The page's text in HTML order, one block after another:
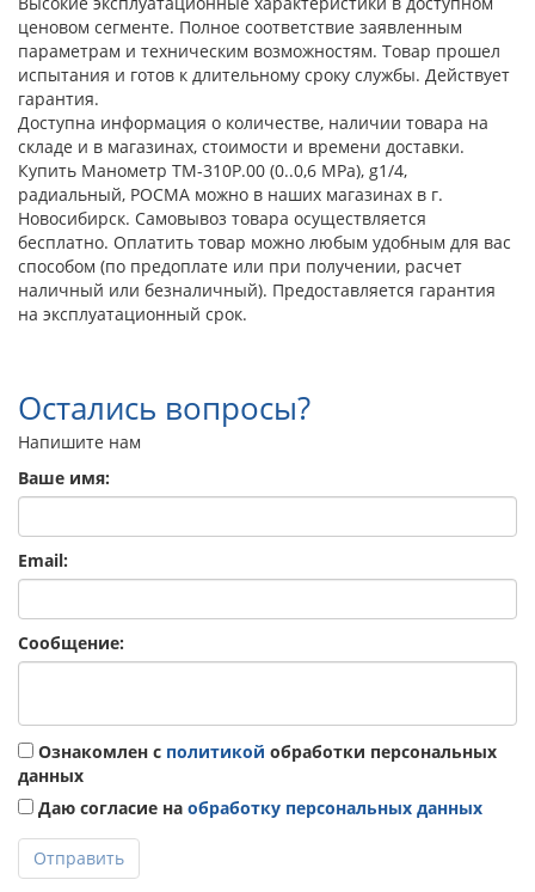
ценовом сегменте. Полное соответствие заявленным
параметрам и техническим возможностям. Товар прошел
испытания и готов к длительному сроку службы. Действует
гарантия.
Доступна информация о количестве, наличии товара на
складе и в магазинах, стоимости и времени доставки.
Купить Манометр ТМ-310Р.00 (0..0,6 МРа), g1/4,
радиальный, РОСМА можно в наших магазинах в г.
Новосибирск. Самовывоз товара осуществляется
бесплатно. Оплатить товар можно любым удобным для вас
способом (по предоплате или при получении, расчет
наличный или безналичный). Предоставляется гарантия
на эксплуатационный срок.
Остались вопросы?
Напишите нам
Ваше имя:
Email:
Сообщение:
Ознакомлен с политикой обработки персональных
данных
Даю согласие на обработку персональных данных
Отправить